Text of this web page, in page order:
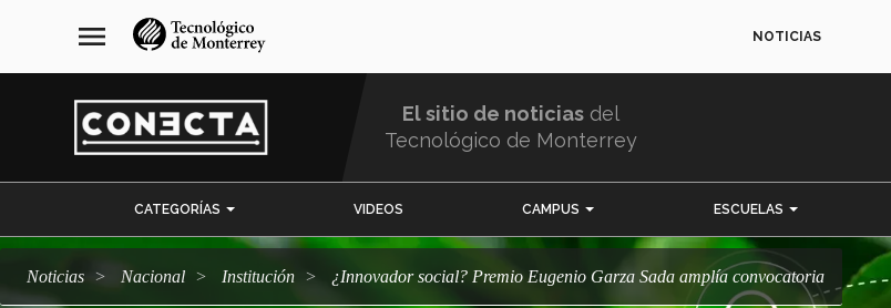
navegación
principal
menu NOTICIAS
El sitio de noticias del
Tecnológico de Monterrey
CATEGORÍAS VIDEOS CAMPUS ESCUELAS
Noticias Nacional Institución ¿Innovador social? Premio Eugenio Garza Sada amplía convocatoria